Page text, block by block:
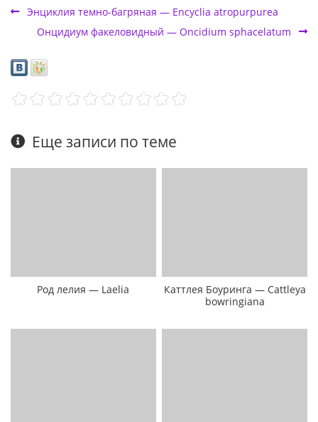
Энциклия темно-багряная — Encyclia atropurpurea
Онцидиум факеловидный — Oncidium sphacelatum
Еще записи по теме
Род лелия — Laelia
Каттлея Боуринга — Cattleya
bowringiana